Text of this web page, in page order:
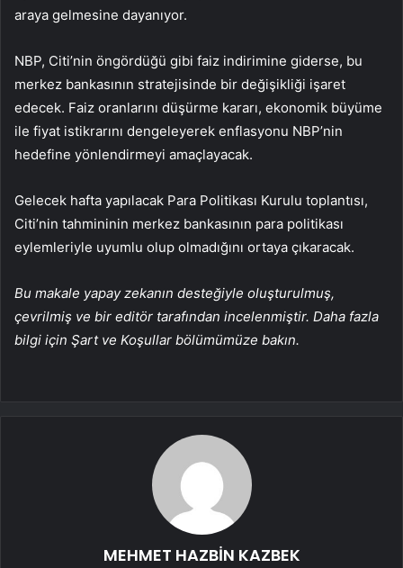
araya gelmesine dayanıyor.
NBP, Citi’nin öngördüğü gibi faiz indirimine giderse, bu
merkez bankasının stratejisinde bir değişikliği işaret
edecek. Faiz oranlarını düşürme kararı, ekonomik büyüme
ile fiyat istikrarını dengeleyerek enflasyonu NBP’nin
hedefine yönlendirmeyi amaçlayacak.
Gelecek hafta yapılacak Para Politikası Kurulu toplantısı,
Citi’nin tahmininin merkez bankasının para politikası
eylemleriyle uyumlu olup olmadığını ortaya çıkaracak.
Bu makale yapay zekanın desteğiyle oluşturulmuş,
çevrilmiş ve bir editör tarafından incelenmiştir. Daha fazla
bilgi için Şart ve Koşullar bölümümüze bakın.
MEHMET HAZBİN KAZBEK